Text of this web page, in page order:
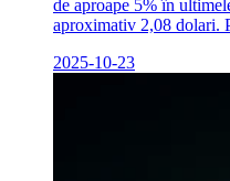
de aproape 5% în
aproximativ 2,08 dolari.
2025-10-23